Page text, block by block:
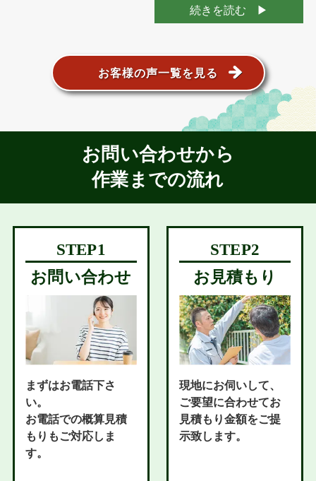
続きを読む
お客様の声一覧を見る
お問い合わせから
作業までの流れ
お問い合わせ
まずはお電話下さ
い。
お電話での概算見積
もりもご対応しま
す。
お見積もり
現地にお伺いして、
ご要望に合わせてお
見積もり金額をご提
示致します。